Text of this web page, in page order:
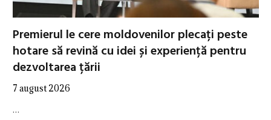
Premierul le cere moldovenilor plecați peste
hotare să revină cu idei și experiență pentru
dezvoltarea țării
7 august 2026
…